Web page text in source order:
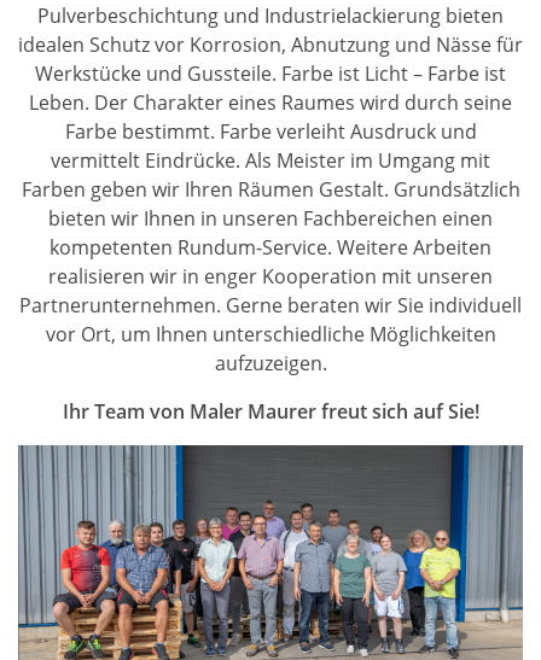
Pulverbeschichtung und Industrielackierung bieten
idealen Schutz vor Korrosion, Abnutzung und Nässe für
Werkstücke und Gussteile. Farbe ist Licht – Farbe ist
Leben. Der Charakter eines Raumes wird durch seine
Farbe bestimmt. Farbe verleiht Ausdruck und
vermittelt Eindrücke. Als Meister im Umgang mit
Farben geben wir Ihren Räumen Gestalt. Grundsätzlich
bieten wir Ihnen in unseren Fachbereichen einen
kompetenten Rundum-Service. Weitere Arbeiten
realisieren wir in enger Kooperation mit unseren
Partnerunternehmen. Gerne beraten wir Sie individuell
vor Ort, um Ihnen unterschiedliche Möglichkeiten
aufzuzeigen.
Ihr Team von Maler Maurer freut sich auf Sie!